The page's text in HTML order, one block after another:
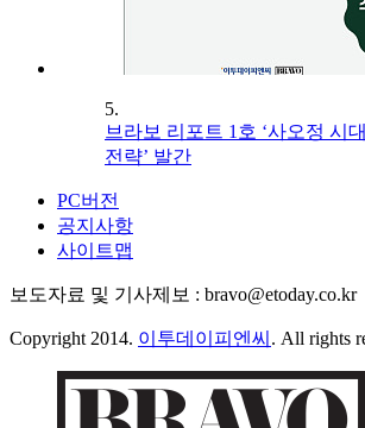
5.
브라보 리포트 1호 ‘사오정 시
전략’ 발간
PC버전
공지사항
사이트맵
보도자료 및 기사제보 : bravo@etoday.co.kr
Copyright 2014. 이투데이피엔씨 . All rights